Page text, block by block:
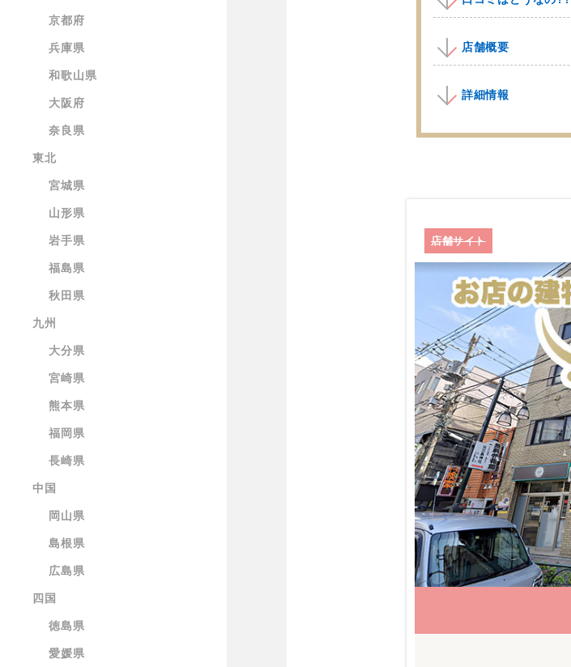
京都府
兵庫県
和歌山県
大阪府
奈良県
東北
宮城県
山形県
岩手県
福島県
秋田県
九州
大分県
宮崎県
熊本県
福岡県
長崎県
中国
岡山県
島根県
広島県
四国
徳島県
愛媛県
店舗概要
詳細情報
店舗サイト